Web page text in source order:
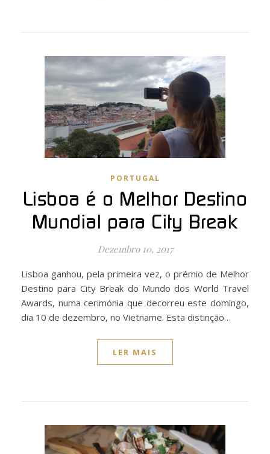
PORTUGAL
Lisboa é o Melhor Destino
Mundial para City Break
Dezembro 10, 2017
Lisboa ganhou, pela primeira vez, o prémio de Melhor
Destino para City Break do Mundo dos World Travel
Awards, numa cerimónia que decorreu este domingo,
dia 10 de dezembro, no Vietname. Esta distinção…
LER MAIS